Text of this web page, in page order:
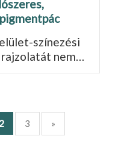
színezési
nem…
2 3 »